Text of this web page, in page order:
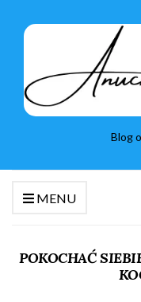
Blog
MENU
POKOCHAĆ